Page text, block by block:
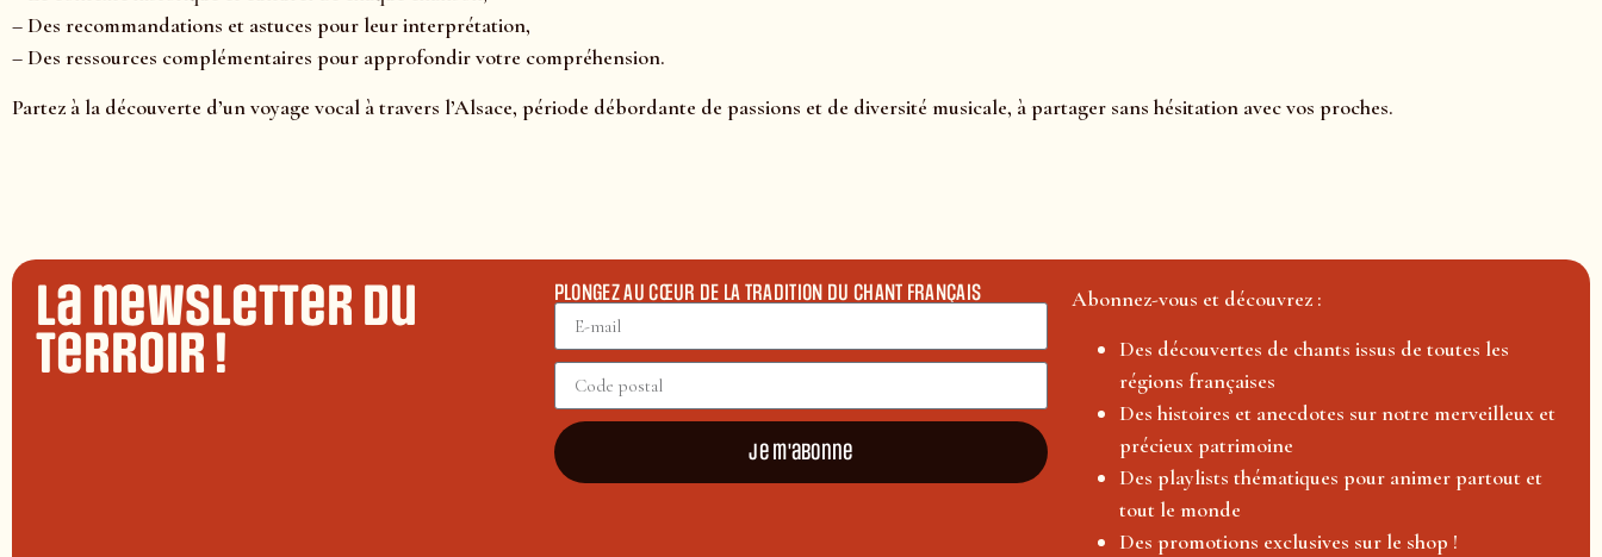
– Des recommandations et astuces pour leur interprétation,
– Des ressources complémentaires pour approfondir votre compréhension.
Partez à la découverte d’un voyage vocal à travers l’Alsace, période débordante de passions et de diversité musicale, à partager sans hésitation avec vos proches.
La newsletter du
terroir !
PLONGEZ AU CŒUR DE LA TRADITION DU CHANT FRANÇAIS
Je m'abonne
Abonnez-vous et découvrez :
Des découvertes de chants issus de toutes les
régions françaises
Des histoires et anecdotes sur notre merveilleux et
précieux patrimoine
Des playlists thématiques pour animer partout et
tout le monde
Des promotions exclusives sur le shop !